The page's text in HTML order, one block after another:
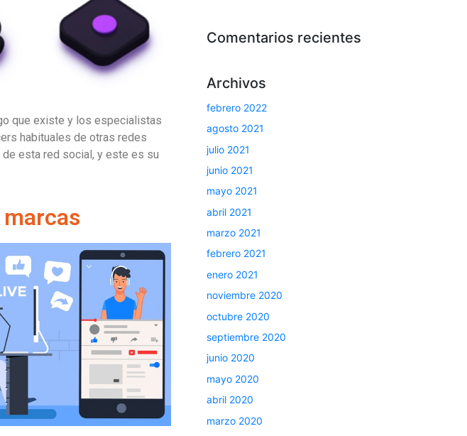
que existe y los especialistas
habituales de otras redes
esta red social, y este es su
Comentarios recientes
Archivos
febrero 2022
agosto 2021
julio 2021
junio 2021
mayo 2021
abril 2021
marzo 2021
febrero 2021
enero 2021
noviembre 2020
octubre 2020
septiembre 2020
junio 2020
mayo 2020
abril 2020
marzo 2020